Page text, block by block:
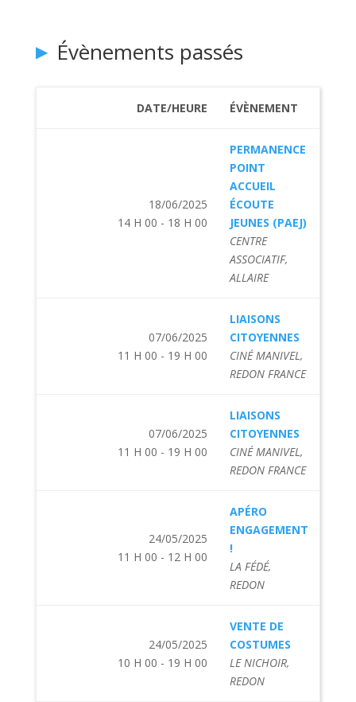
Évènements passés
DATE/HEURE ÉVÈNEMENT
18/06/2025
14 H 00 - 18 H 00
PERMANENCE
POINT
ACCUEIL
ÉCOUTE
JEUNES (PAEJ)
CENTRE
ASSOCIATIF,
ALLAIRE
07/06/2025
11 H 00 - 19 H 00
LIAISONS
CITOYENNES
CINÉ MANIVEL,
REDON FRANCE
07/06/2025
11 H 00 - 19 H 00
LIAISONS
CITOYENNES
CINÉ MANIVEL,
REDON FRANCE
24/05/2025
11 H 00 - 12 H 00
APÉRO
ENGAGEMENT
!
LA FÉDÉ,
REDON
24/05/2025
10 H 00 - 19 H 00
VENTE DE
COSTUMES
LE NICHOIR,
REDON